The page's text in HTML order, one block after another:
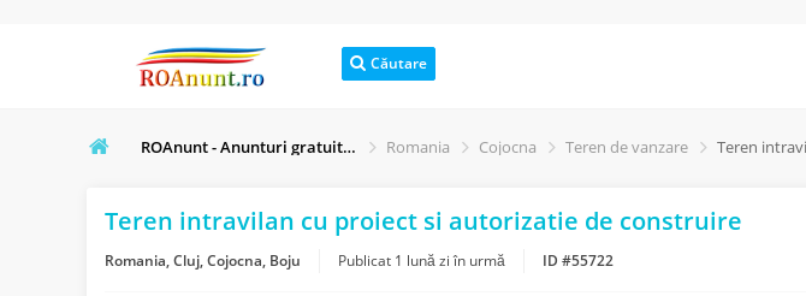
Căutare
ROAnunt - Anunturi gratuite online Romania Cojocna Teren de vanzare
Teren intravilan cu proiect si autorizatie de construire
Romania, Cluj, Cojocna, Boju Publicat 1 lună zi în urmă ID #55722